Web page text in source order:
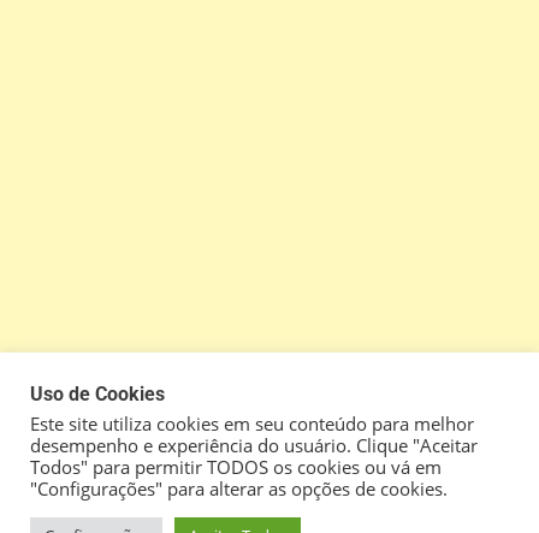
Uso de Cookies
Este site utiliza cookies em seu conteúdo para melhor
desempenho e experiência do usuário. Clique "Aceitar
Todos" para permitir TODOS os cookies ou vá em
"Configurações" para alterar as opções de cookies.